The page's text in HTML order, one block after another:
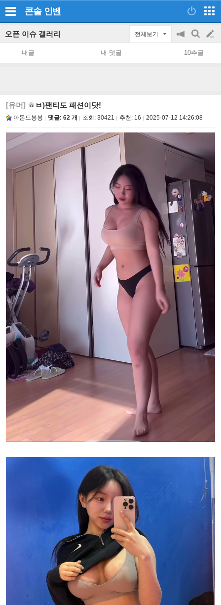
콘솔 인벤
오픈 이슈 갤러리 전체보기
공
지
on/off
검
색
글
쓰
내글 내 댓글 10추글
[유머] ㅎㅂ)팬티도 패션이닷!
아몬드봉봉 댓글: 62 개 조회: 30421 추천: 16 2025-07-12 14:26:08